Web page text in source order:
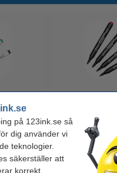
på 123ink.se så
dig använder vi
teknologier.
säkerställer att
korrekt.
|
| 4st
123ink
50 kr Inkl.